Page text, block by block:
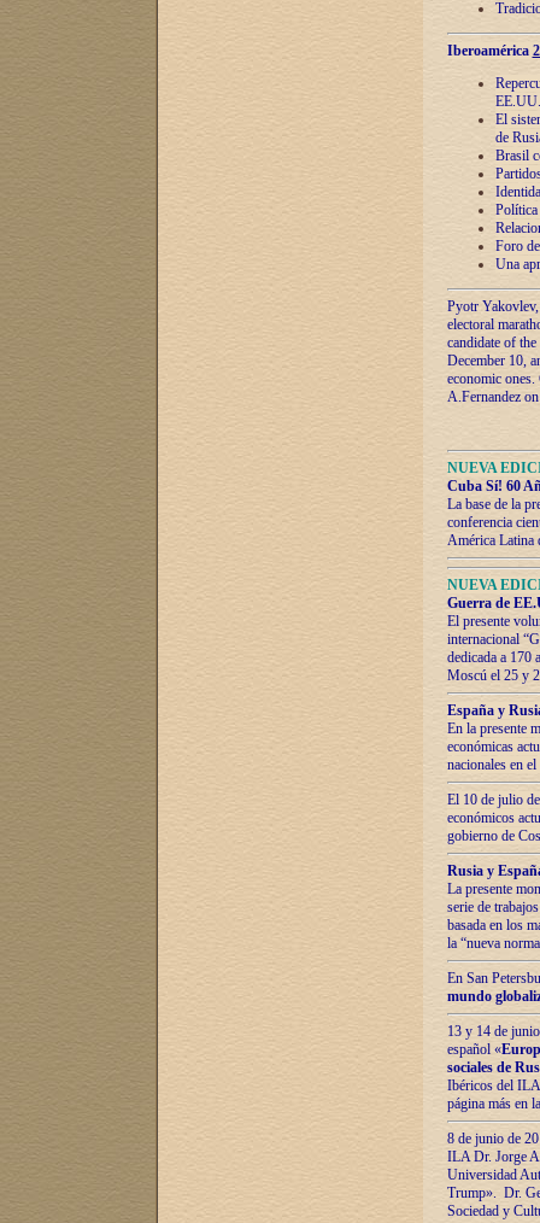
Iberoamérica
EE.UU.
El
de
Brasil
Política
Foro
Una
Pyotr
electoral
candidate of
December 10,
economic
A.Fernandez
NUEVA
Cuba Sí! 60
La base de la
conferencia
América Latina
NUEVA
Guerra de
El presente
internacional
dedicada a 170
Moscú el 25 y
España y
En la presente
económicas
nacionales en
El 10 de julio
económicos
gobierno de
Rusia y
La presente
serie de
basada en los
la “nueva
En San
mundo
13 y 14 de
español «
sociales de
Ibéricos del ILA
página más en
8 de junio de
ILA Dr. Jorge
Universidad
Trump». Dr.
Sociedad y